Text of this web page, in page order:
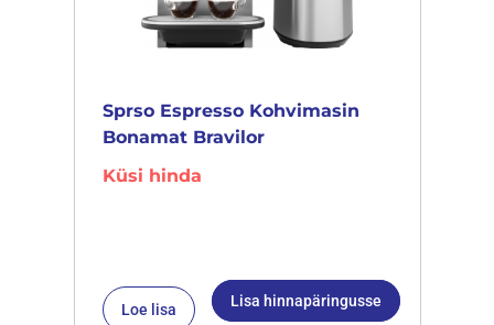
Sprso Espresso Kohvimasin
Bonamat Bravilor
Küsi hinda
Loe lisa Lisa hinnapäringusse